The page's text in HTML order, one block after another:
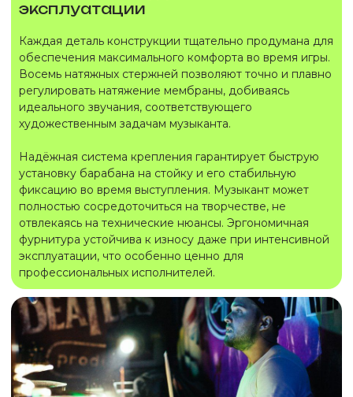
эксплуатации
Каждая деталь конструкции тщательно продумана для
обеспечения максимального комфорта во время игры.
Восемь натяжных стержней позволяют точно и плавно
регулировать натяжение мембраны, добиваясь
идеального звучания, соответствующего
художественным задачам музыканта.
Надёжная система крепления гарантирует быструю
установку барабана на стойку и его стабильную
фиксацию во время выступления. Музыкант может
полностью сосредоточиться на творчестве, не
отвлекаясь на технические нюансы. Эргономичная
фурнитура устойчива к износу даже при интенсивной
эксплуатации, что особенно ценно для
профессиональных исполнителей.